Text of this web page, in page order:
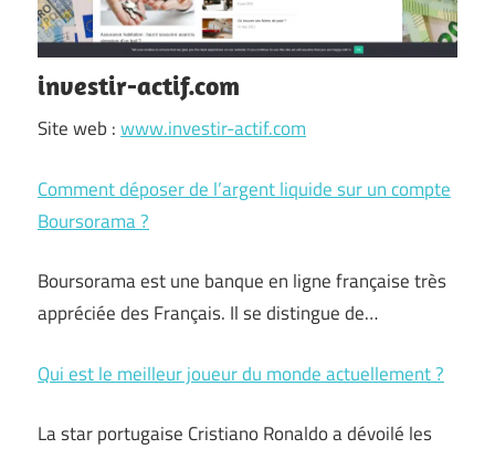
investir-actif.com
Site web :www.investir-actif.com
Comment déposer de l’argent liquide sur un compte
Boursorama ?
Boursorama est une banque en ligne française très
appréciée des Français. Il se distingue de…
Qui est le meilleur joueur du monde actuellement ?
La star portugaise Cristiano Ronaldo a dévoilé les